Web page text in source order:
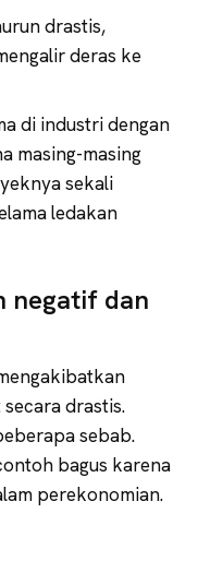
drastis,
deras ke
di industri dengan
masing-masing
sekali
ledakan
negatif dan
drastis.
sebab.
bagus karena
perekonomian.